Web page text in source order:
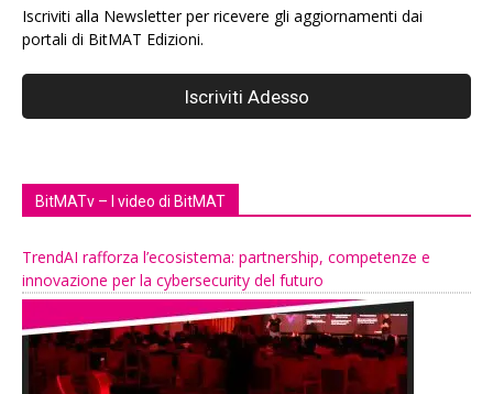
Iscriviti alla Newsletter per ricevere gli aggiornamenti dai
portali di BitMAT Edizioni.
BitMATv – I video di BitMAT
TrendAI rafforza l’ecosistema: partnership, competenze e
innovazione per la cybersecurity del futuro